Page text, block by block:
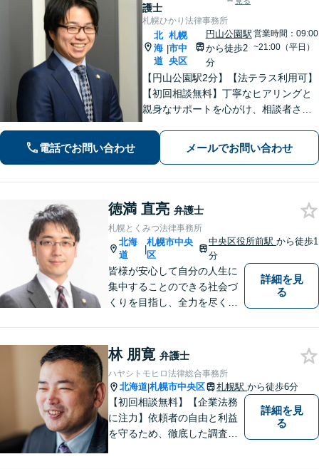
護士
札幌ひかり法律事務所
北
海
道
|
札幌
市中
央区
円山公園駅
から徒歩2
分
営業時間：09:00
~21:00（平日）
【円山公園駅2分】【法テラス利用可】
【初回相談無料】丁寧なヒアリングと
親身なサポートを心がけ、相談者さま
す。離婚や労働、相続など幅広い分野
に対応しておりますので、ぜひご相談
電話でお問い合わせ メールでお問い合わせ
徳満 直亮 弁護士
札幌とくみつ法律事務所
北海
道
|
札幌市中央
区
中央区役所前駅から徒歩1
分
皆様が安心して自分の人生に
集中することのできる社会づ
くりを目指し、全力を尽くし
ビスのご提供を心がけており
ます。
詳細を見
る
林 朋寛 弁護士
ハヤシトモヒロ法律総合事務所
北海道|札幌市中央区 札幌駅 から徒歩6分
【初回相談無料】【企業法務
に注力】依頼者の自由と利益
を守るため、徹底した調査・
詳細を見
る